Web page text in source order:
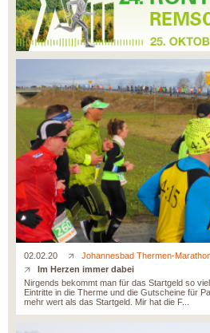
02.02.20 Johannesbad Thermen-
Im Herzen immer dabei
Nirgends bekommt man für das Startgeld so
Eintritte in die Therme und die Gutscheine für
mehr wert als das Startgeld. Mir hat die F...